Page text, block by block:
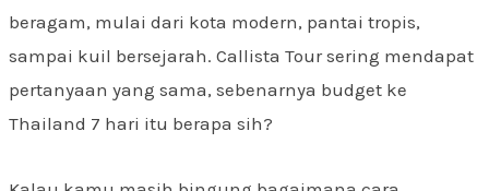
beragam, mulai dari kota modern, pantai tropis,
sampai kuil bersejarah. Callista Tour sering mendapat
pertanyaan yang sama, sebenarnya budget ke
Thailand 7 hari itu berapa sih?